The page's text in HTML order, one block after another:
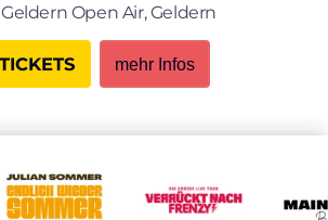
Geldern Open Air,Geldern
TICKETS mehr Infos